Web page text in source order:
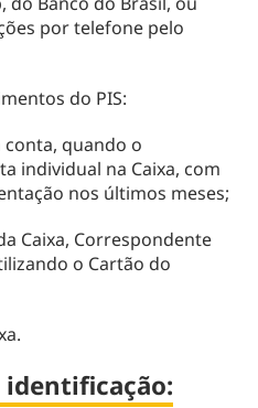
por telefone pelo
do PIS:
quando o
individual na Caixa, com
nos últimos meses;
Caixa, Correspondente
o Cartão do
identificação: